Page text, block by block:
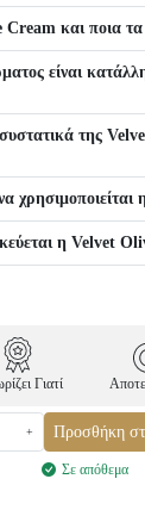
Cream και ποια
είναι
της
η Velvet
Γιατί
+ Προσθήκη
Σε απόθεμα